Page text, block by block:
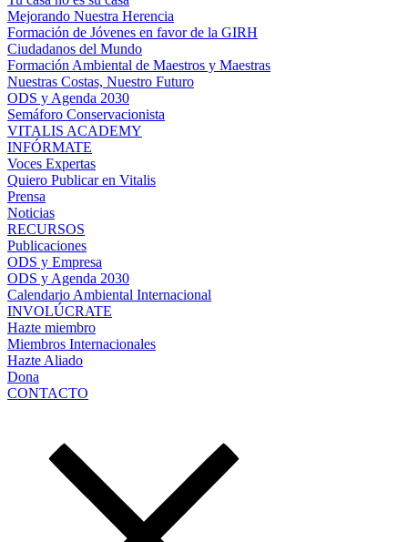
Mejorando Nuestra Herencia
Formación de Jóvenes en favor de la GIRH
Ciudadanos del Mundo
Formación Ambiental de Maestros y Maestras
Nuestras Costas, Nuestro Futuro
ODS y Agenda 2030
Semáforo Conservacionista
VITALIS ACADEMY
INFÓRMATE
Voces Expertas
Quiero Publicar en Vitalis
Prensa
Noticias
RECURSOS
Publicaciones
ODS y Empresa
ODS y Agenda 2030
Calendario Ambiental Internacional
INVOLÚCRATE
Hazte miembro
Miembros Internacionales
Hazte Aliado
Dona
CONTACTO